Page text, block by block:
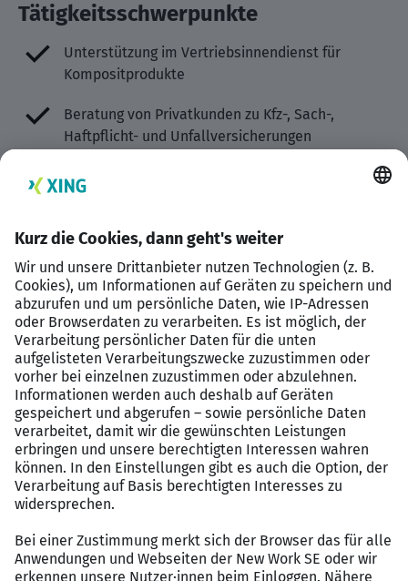
Tätigkeitsschwerpunkte
Unterstützung im Vertriebsinnendienst für
Kompositprodukte
Beratung von Privatkunden zu Kfz-, Sach-,
Haftpflicht- und Unfallversicherungen
Erstellung von individuellen Angeboten und
Vertragsunterlagen
Betreuung von Bestandskunden und
Unterstützung bei der Neukundengewinnung
Mitarbeit an Projekten zur Prozessoptimierung
Das bringen Sie mit
Abgeschlossene Ausbildung im
Versicherungsumfeld oder kaufmännische
Qualifikation
Erste Erfahrung im Vertriebsinnendienst
wünschenswert
Freude an Kommunikation und Kundenkontakt
Sicherer Umgang mit MS Office und modernen